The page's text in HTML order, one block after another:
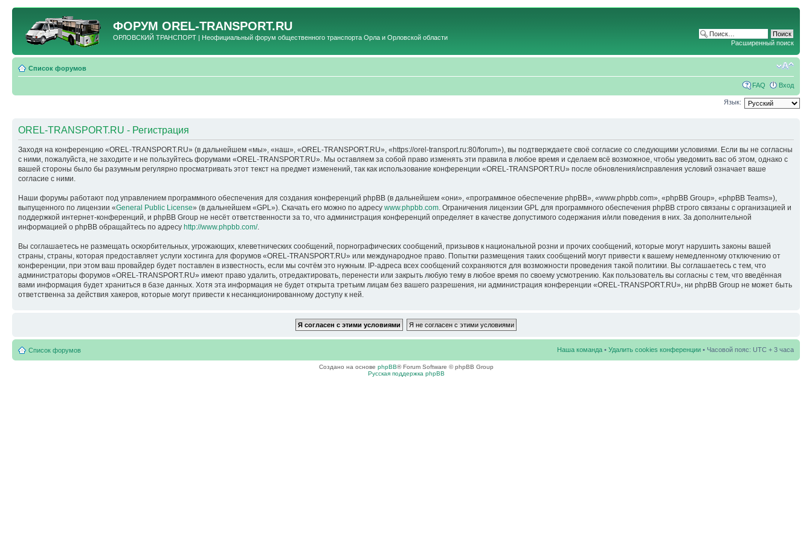
ФОРУМ OREL-TRANSPORT.RU
ОРЛОВСКИЙ ТРАНСПОРТ | Неофициальный форум общественного транспорта Орла и Орловской области
Расширенный поиск
Список форумов
FAQ Вход
Язык:
OREL-TRANSPORT.RU - Регистрация
Заходя на конференцию «OREL-TRANSPORT.RU» (в дальнейшем «мы», «наш», «OREL-TRANSPORT.RU», «https://orel-transport.ru:80/forum»), вы подтверждаете своё согласие со следующими условиями. Если вы не согласны
с ними, пожалуйста, не заходите и не пользуйтесь форумами «OREL-TRANSPORT.RU». Мы оставляем за собой право изменять эти правила в любое время и сделаем всё возможное, чтобы уведомить вас об этом, однако с
вашей стороны было бы разумным регулярно просматривать этот текст на предмет изменений, так как использование конференции «OREL-TRANSPORT.RU» после обновления/исправления условий означает ваше
согласие с ними.
Наши форумы работают под управлением программного обеспечения для создания конференций phpBB (в дальнейшем «они», «программное обеспечение phpBB», «www.phpbb.com», «phpBB Group», «phpBB Teams»),
выпущенного по лицензии «General Public License» (в дальнейшем «GPL»). Скачать его можно по адресу www.phpbb.com. Ограничения лицензии GPL для программного обеспечения phpBB строго связаны с организацией и
поддержкой интернет-конференций, и phpBB Group не несёт ответственности за то, что администрация конференций определяет в качестве допустимого содержания и/или поведения в них. За дополнительной
информацией о phpBB обращайтесь по адресу http://www.phpbb.com/.
Вы соглашаетесь не размещать оскорбительных, угрожающих, клеветнических сообщений, порнографических сообщений, призывов к национальной розни и прочих сообщений, которые могут нарушить законы вашей
страны, страны, которая предоставляет услуги хостинга для форумов «OREL-TRANSPORT.RU» или международное право. Попытки размещения таких сообщений могут привести к вашему немедленному отключению от
конференции, при этом ваш провайдер будет поставлен в известность, если мы сочтём это нужным. IP-адреса всех сообщений сохраняются для возможности проведения такой политики. Вы соглашаетесь с тем, что
администраторы форумов «OREL-TRANSPORT.RU» имеют право удалить, отредактировать, перенести или закрыть любую тему в любое время по своему усмотрению. Как пользователь вы согласны с тем, что введённая
вами информация будет храниться в базе данных. Хотя эта информация не будет открыта третьим лицам без вашего разрешения, ни администрация конференции «OREL-TRANSPORT.RU», ни phpBB Group не может быть
ответственна за действия хакеров, которые могут привести к несанкционированному доступу к ней.
Список форумов Наша команда • Удалить cookies конференции • Часовой пояс: UTC + 3 часа
Создано на основе phpBB® Forum Software © phpBB Group
Русская поддержка phpBB